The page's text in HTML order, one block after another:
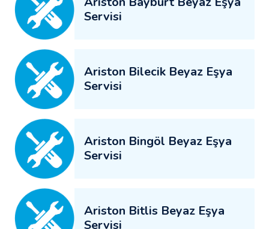
Servisi
Ariston Bilecik Beyaz Eşya
Servisi
Ariston Bingöl Beyaz Eşya
Servisi
Ariston Bitlis Beyaz Eşya
Servisi